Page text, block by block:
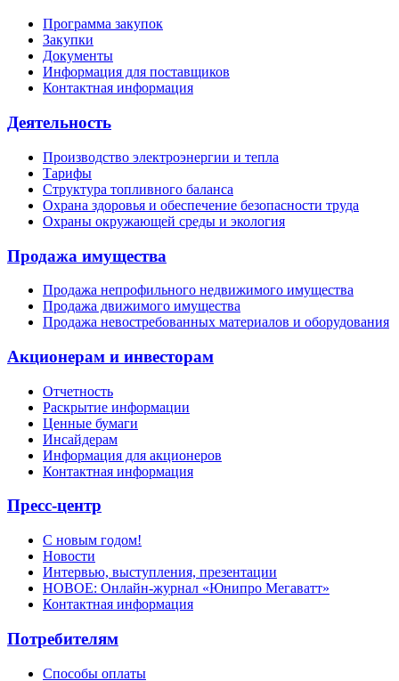
Программа закупок
Закупки
Документы
Информация для поставщиков
Контактная информация
Деятельность
Производство электроэнергии и тепла
Тарифы
Структура топливного баланса
Охрана здоровья и обеспечение безопасности труда
Охраны окружающей среды и экология
Продажа имущества
Продажа непрофильного недвижимого имущества
Продажа движимого имущества
Продажа невостребованных материалов и оборудования
Акционерам и инвесторам
Отчетность
Раскрытие информации
Ценные бумаги
Инсайдерам
Информация для акционеров
Контактная информация
Пресс-центр
С новым годом!
Новости
Интервью, выступления, презентации
НОВОЕ: Онлайн-журнал «Юнипро Мегаватт»
Контактная информация
Потребителям
Способы оплаты